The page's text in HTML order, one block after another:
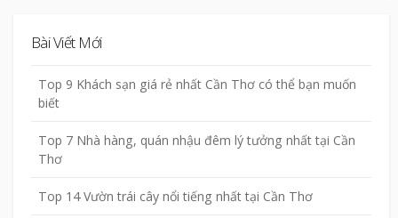
Bài Viết Mới
Top 9 Khách sạn giá rẻ nhất Cần Thơ có thể bạn muốn
biết
Top 7 Nhà hàng, quán nhậu đêm lý tưởng nhất tại Cần
Thơ
Top 14 Vườn trái cây nổi tiếng nhất tại Cần Thơ